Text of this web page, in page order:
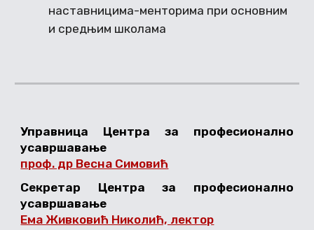
наставницима-менторима при основним
и средњим школама
Управница Центра за професионално
усавршавање
проф. др Весна Симовић
Секретар Центра за професионално
усавршавање
Ема Живковић Николић, лектор